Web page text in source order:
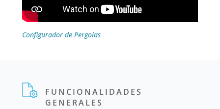
Configurador de Pergolas
FUNCIONALIDADES
GENERALES